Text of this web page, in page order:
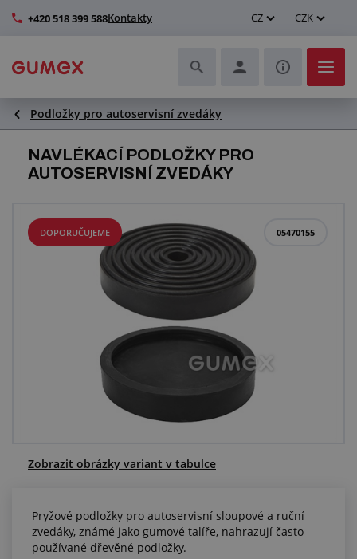
+420 518 399 588Kontakty CZ CZK
Hadice a jejich kompletace
Profily a výroba těsnění
Dopravníkové pásy a montáž
Zlepšení pracovního prostředí
Další pryžové a plastové výrobky
Centrum poptávek
Podložky pro autoservisní zvedáky
NAVLÉKACÍ PODLOŽKY PRO
AUTOSERVISNÍ ZVEDÁKY
05470155
DOPORUČUJEME
Zobrazit obrázky variant v tabulce
Pryžové podložky pro autoservisní sloupové a ruční
zvedáky, známé jako gumové talíře, nahrazují často
používané dřevěné podložky.